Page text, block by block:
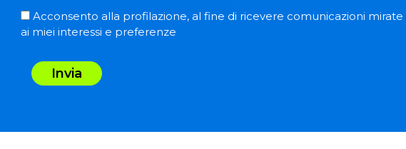
Acconsento alla profilazione, al fine di ricevere comunicazioni
ai miei interessi e preferenze
Invia